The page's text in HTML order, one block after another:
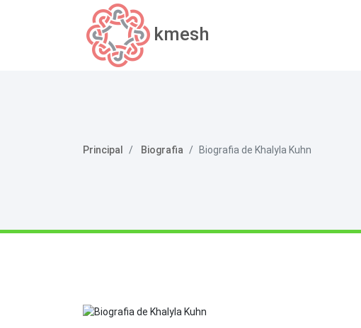
kmesh
Principal Biografia Biografia de Khalyla Kuhn